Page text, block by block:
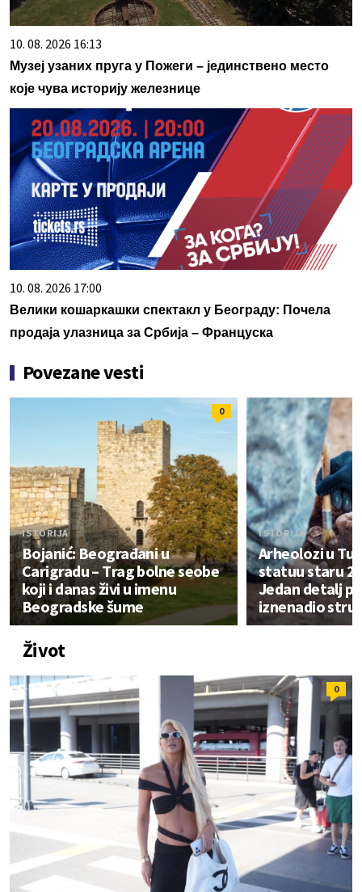
10. 08. 2026 16:13
Музеј узаних пруга у Пожеги – јединствено место
које чува историју железнице
10. 08. 2026 17:00
Велики кошаркашки спектакл у Београду: Почела
продаја улазница за Србија – Француска
Povezane vesti
0
ISTORIJA
Bojanić: Beograđani u
Carigradu – Тrag bolne seobe
koji i danas živi u imenu
Beogradske šume
ISTORIJA
Arheolozi u
statuu staru
Jedan detalj
iznenadio
Život
0